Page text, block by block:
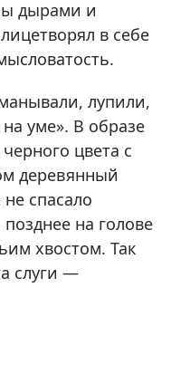
дырами и
в себе
лупили,
уме». В образе
цвета с
деревянный
спасало
на голове
хвостом. Так
слуги —